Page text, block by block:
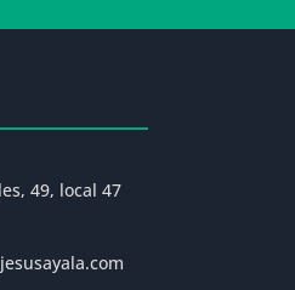
49, local 47